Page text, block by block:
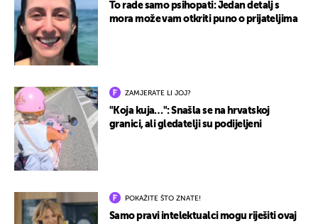
To rade samo psihopati: Jedan detalj s
mora može vam otkriti puno o prijateljima
ZAMJERATE LI JOJ?
"Koja kuja…": Snašla se na hrvatskoj
granici, ali gledatelji su podijeljeni
POKAŽITE ŠTO ZNATE!
Samo pravi intelektualci mogu riješiti ovaj